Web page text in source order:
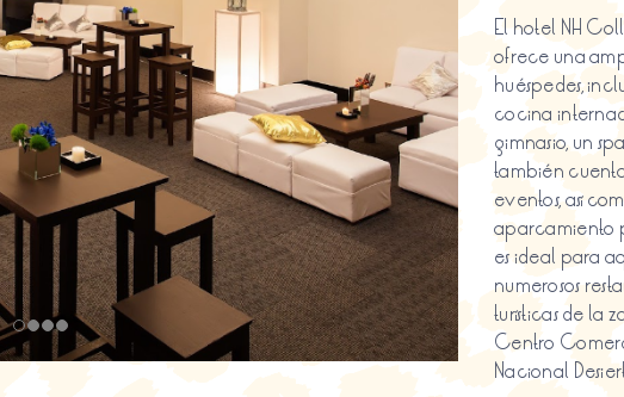
El hotel NH
ofrece una
huéspedes,
cocina
gimnasio, un
también
eventos, así
aparcamiento
es ideal para
numerosos
turísticas de la
Centro
Nacional